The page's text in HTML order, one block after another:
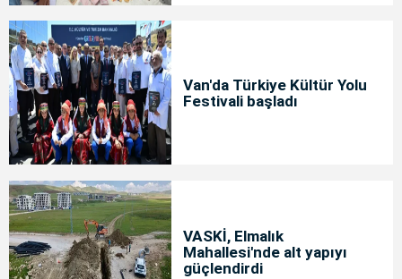
Van'da Türkiye Kültür Yolu
Festivali başladı
VASKİ, Elmalık
Mahallesi'nde alt yapıyı
güçlendirdi